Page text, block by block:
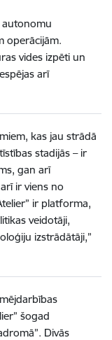
autonomu
operācijām.
vides izpēti un
arī
kas jau strādā
stadijās – ir
gan arī
ir viens no
ir platforma,
veidotāji,
izstrādātāji,”
šogad
Divās